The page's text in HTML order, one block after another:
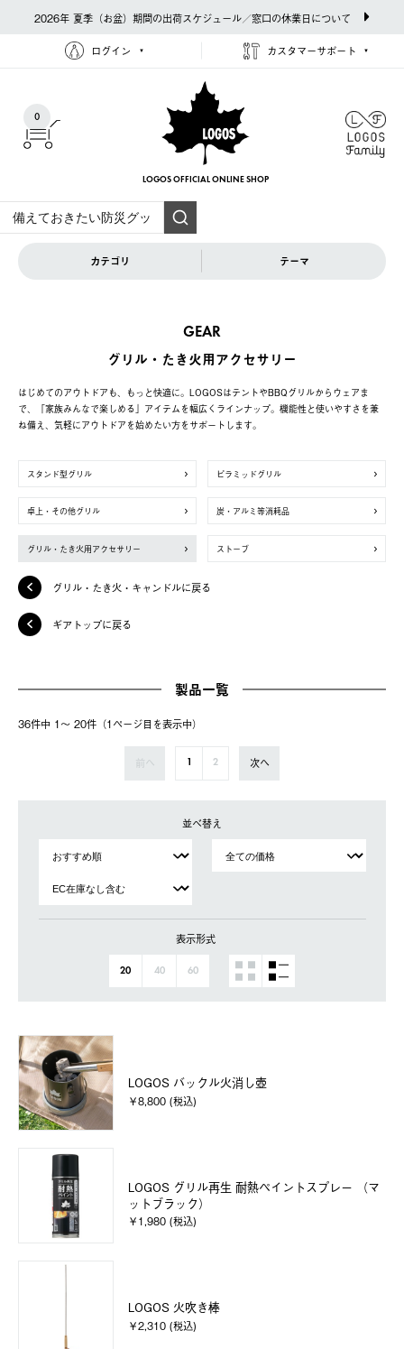
2026年 夏季（お盆）期間の出荷スケジュール／窓口の休業日について
ログイン カスタマーサポート
0
LOGOS OFFICIAL ONLINE SHOP
カテゴリ テーマ
GEAR
グリル・たき火用アクセサリー
はじめてのアウトドアも、もっと快適に。LOGOSはテントやBBQグリルからウェアま
で、「家族みんなで楽しめる」アイテムを幅広くラインナップ。機能性と使いやすさを兼
ね備え、気軽にアウトドアを始めたい方をサポートします。
スタンド型グリル ピラミッドグリル
卓上・その他グリル 炭・アルミ等消耗品
グリル・たき火用アクセサリー ストーブ
グリル・たき火・キャンドルに戻る
ギアトップに戻る
製品一覧
36件中 1〜 20件（1ページ⽬を表⽰中）
前へ 1 2 次へ
並べ替え
表示形式
20 40 60
LOGOS バックル火消し壺
￥8,800 (税込)
LOGOS グリル再生 耐熱ペイントスプレー （マ
ットブラック）
￥1,980 (税込)
LOGOS 火吹き棒
￥2,310 (税込)